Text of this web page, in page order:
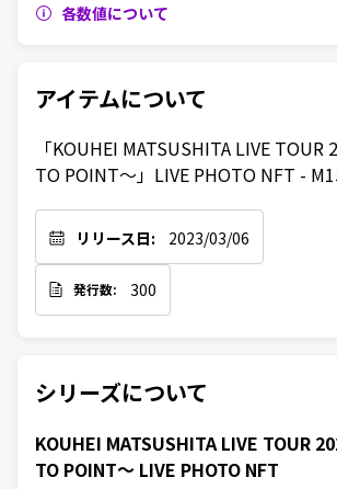
各数値について
アイテムについて
「KOUHEI MATSUSHITA LIVE TOUR
TO POINT〜」LIVE PHOTO NFT -
リリース日: 2023/03/06
発行数: 300
シリーズについて
KOUHEI MATSUSHITA LIVE TOUR
TO POINT〜 LIVE PHOTO NFT